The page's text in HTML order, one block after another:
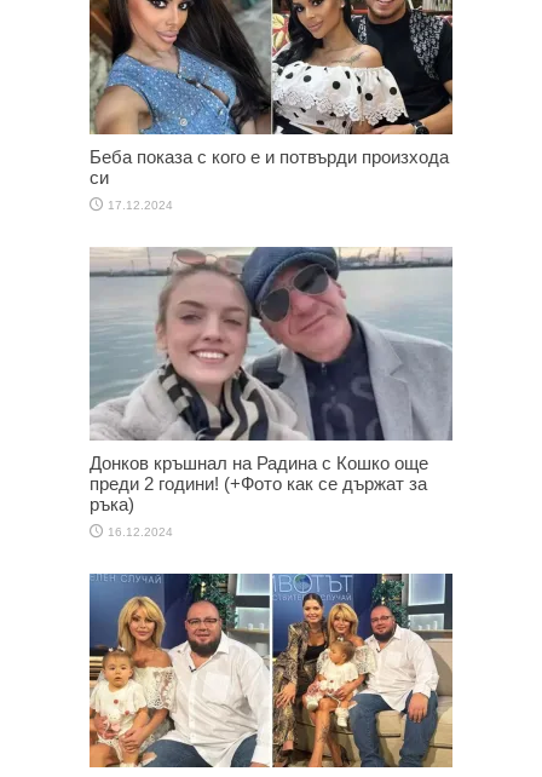
Беба показа с кого е и потвърди произхода
си
17.12.2024
Донков кръшнал на Радина с Кошко още
преди 2 години! (+Фото как се държат за
ръка)
16.12.2024